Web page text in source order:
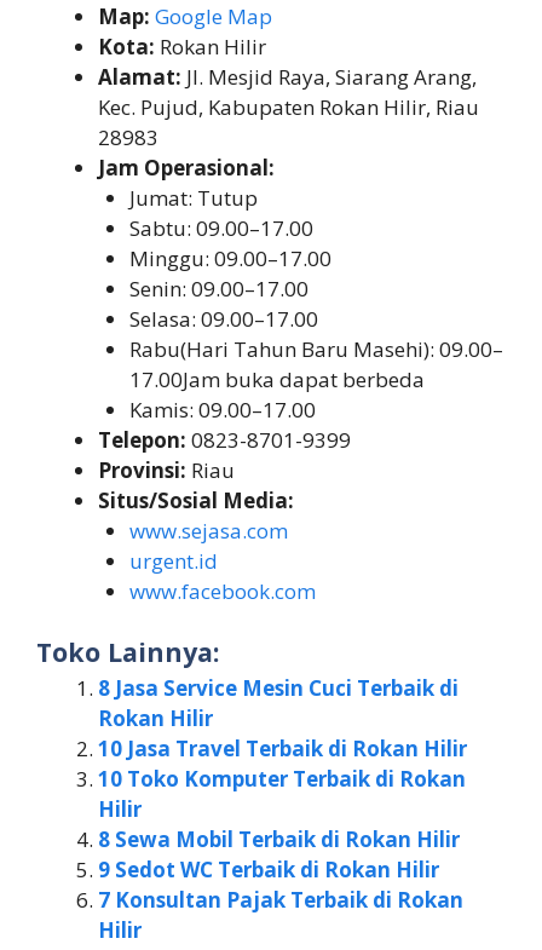
Map: Google Map
Kota: Rokan Hilir
Alamat: Jl. Mesjid Raya, Siarang Arang,
Kec. Pujud, Kabupaten Rokan Hilir, Riau
28983
Jam Operasional:
Jumat: Tutup
Sabtu: 09.00–17.00
Minggu: 09.00–17.00
Senin: 09.00–17.00
Selasa: 09.00–17.00
Rabu(Hari Tahun Baru Masehi): 09.00–
17.00Jam buka dapat berbeda
Kamis: 09.00–17.00
Telepon: 0823-8701-9399
Provinsi: Riau
Situs/Sosial Media:
www.sejasa.com
urgent.id
www.facebook.com
Toko Lainnya:
8 Jasa Service Mesin Cuci Terbaik di
Rokan Hilir
10 Jasa Travel Terbaik di Rokan Hilir
10 Toko Komputer Terbaik di Rokan
Hilir
8 Sewa Mobil Terbaik di Rokan Hilir
9 Sedot WC Terbaik di Rokan Hilir
7 Konsultan Pajak Terbaik di Rokan
Hilir